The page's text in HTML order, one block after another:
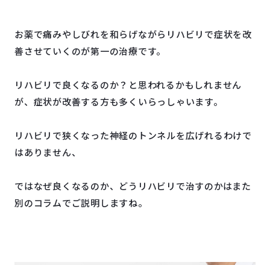
お薬で痛みやしびれを和らげながらリハビリで症状を改
善させていくのが第一の治療です。
リハビリで良くなるのか？と思われるかもしれません
が、症状が改善する方も多くいらっしゃいます。
リハビリで狭くなった神経のトンネルを広げれるわけで
はありません、
ではなぜ良くなるのか、どうリハビリで治すのかはまた
別のコラムでご説明しますね。